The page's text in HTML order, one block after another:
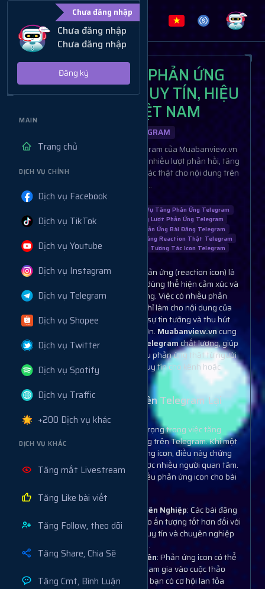
Chưa đăng nhập
Chưa đăng nhập
Chưa đăng nhập
Đăng ký
MAIN
Trang chủ
DỊCH VỤ CHÍNH
Dịch vụ Facebook
Dịch vụ TikTok
Dịch vụ Youtube
Dịch vụ Instagram
Dịch vụ Telegram
Dịch vụ Shopee
Dịch vụ Twitter
Dịch vụ Spotify
Dịch vụ Traffic
+200 Dịch vụ khác
DỊCH VỤ KHÁC
Tăng mắt Livestream
Tăng Like bài viết
Tăng Follow, theo dõi
Tăng Share, Chia Sẽ
Tăng Cmt, Bình Luận
DỊCH VỤ TĂNG PHẢN ỨNG
ICON TELEGRAM UY TÍN, HIỆU
QUẢ TẠI VIỆT NAM
DỊCH VỤ TELEGRAM
Dịch vụ tăng phản ứng icon Telegram của Muabanview.vn
giúp bài đăng của bạn nhận được nhiều lượt phản hồi, tăng
cường sự chú ý và thu hút tương tác thật cho nội dung trên
Telegram..
Dịch Vụ Tăng Phản Ứng Telegram
Mua Reaction Icon Telegram
Tăng Lượt Phản Ứng Telegram
Tăng Icon Thật Telegram
Tăng Phản Ứng Bài Đăng Telegram
Tăng Reaction Thật Telegram
Mua Icon Phản Ứng Telegram
Tăng Tương Tác Icon Telegram
Trong nền tảng Telegram, icon phản ứng (reaction icon) là
một trong những cách giúp người dùng thể hiện cảm xúc và
tương tác nhanh chóng với nội dung. Việc có nhiều phản
ứng icon cho các bài đăng không chỉ làm cho nội dung của
bạn trở nên nổi bật mà còn tạo ra sự tin tưởng và thu hút
nhiều người tham gia tương tác hơn. Muabanview.vncung
cấpdịch vụ tăng phản ứng icon Telegramchất lượng, giúp
bạn nhanh chóng nhận được nhiều phản ứng thật từ người
dùng, từ đó tạo ấn tượng và tăng uy tín cho kênh hoặc
nhóm của bạn.
Tại Sao Phản Ứng Icon Trên Telegram Lại
Quan Trọng?
Phản ứng icon đóng vai trò quan trọng trong việc tăng
cường sự tương tác của người dùng trên Telegram. Khi một
bài đăng nhận được nhiều phản ứng icon, điều này chứng
tỏ nội dung của bạn thu hút và được nhiều người quan tâm.
Một số lợi ích chính của việc có nhiều phản ứng icon cho bài
Tăng Độ Tin Cậy Và Sự Chuyên Nghiệp: Các bài đăng
có nhiều phản ứng icon sẽ tạo ấn tượng tốt hơn đối với
người xem mới, giúp tăng độ uy tín và chuyên nghiệp
cho kênh hoặc nhóm của bạn.
Thúc Đẩy Tương Tác Tự Nhiên: Phản ứng icon có thể
kích thích người dùng khác tham gia vào cuộc thảo
luận, từ đó giúp bài đăng của bạn có cơ hội lan tỏa